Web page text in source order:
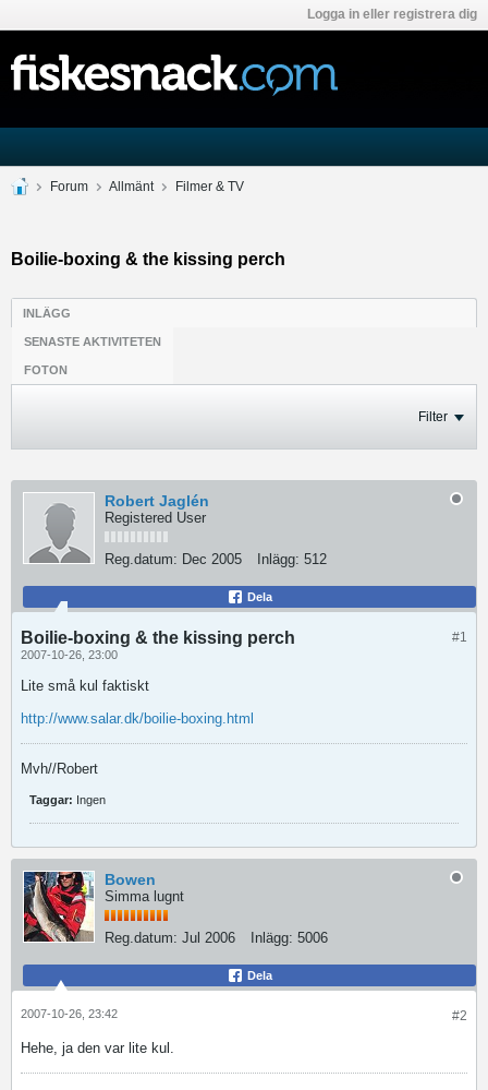
Logga in eller registrera dig
Forum Allmänt Filmer & TV
Boilie-boxing & the kissing perch
INLÄGG
SENASTE AKTIVITETEN
FOTON
Filter
Robert Jaglén
Registered User
Reg.datum: Dec 2005 Inlägg: 512
Dela
#1
Boilie-boxing & the kissing perch
2007-10-26, 23:00
Lite små kul faktiskt
http://www.salar.dk/boilie-boxing.html
Mvh//Robert
Taggar: Ingen
Bowen
Simma lugnt
Reg.datum: Jul 2006 Inlägg: 5006
Dela
#2
2007-10-26, 23:42
Hehe, ja den var lite kul.